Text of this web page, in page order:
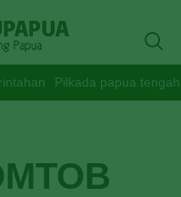
Pilkada papua tengah